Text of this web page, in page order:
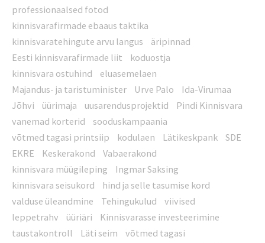
professionaalsed fotod
kinnisvarafirmade ebaaus taktika
kinnisvaratehingute arvu langus
äripinnad
Eesti kinnisvarafirmade liit
koduostja
kinnisvara ostuhind
eluasemelaen
Majandus- ja taristuminister
Urve Palo
Ida-Virumaa
Jõhvi
üürimaja uusarendusprojektid
Pindi Kinnisvara
vanemad korterid
sooduskampaania
võtmed tagasi printsiip
kodulaen Lätikeskpank
SDE
EKRE
Keskerakond
Vabaerakond
kinnisvara müügileping
Ingmar Saksing
kinnisvara seisukord
hind ja selle tasumise kord
valduse üleandmine
Tehingukulud
viivised
leppetrahv
üüriäri
Kinnisvarasse investeerimine
taustakontroll
Läti seim
võtmed tagasi